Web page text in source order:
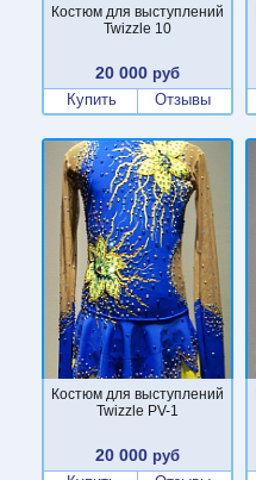
Костюм для выступлений
Twizzle 10
20 000руб
Купить
Отзывы
Костюм для выступлений
Twizzle PV-1
20 000руб